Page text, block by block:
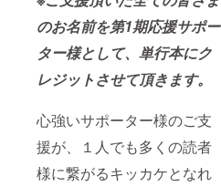
のお名前を第1期応援サポー
ター様として、単行本にク
レジットさせて頂きます。
心強いサポーター様のご支
援が、１人でも多くの読者
様に繋がるキッカケとなれ